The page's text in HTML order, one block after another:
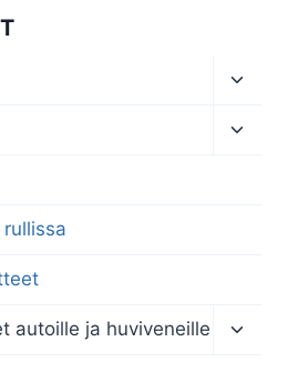
menu
autoille ja huviveneille